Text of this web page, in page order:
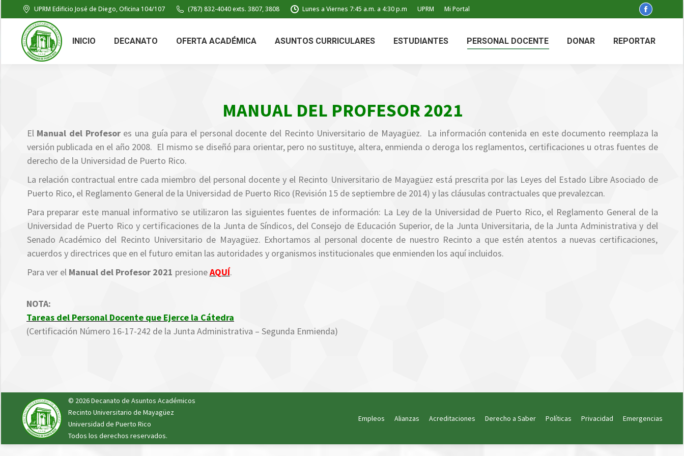
UPRM Edificio José de Diego, Oficina 104/107 (787) 832-4040 exts. 3807, 3808 Lunes a Viernes 7:45 a.m. a 4:30 p.m UPRM Mi Portal
Facebook
opens
INICIO DECANATO OFERTA ACADÉMICA ASUNTOS CURRICULARES ESTUDIANTES PERSONAL DOCENTE DONAR REPORTAR
MANUAL DEL PROFESOR 2021
El Manual del Profesores una guía para el personal docente del Recinto Universitario de Mayagüez. La información contenida en este documento reemplaza la
versión publicada en el año 2008. El mismo se diseñó para orientar, pero no sustituye, altera, enmienda o deroga los reglamentos, certificaciones u otras fuentes de
derecho de la Universidad de Puerto Rico.
La relación contractual entre cada miembro del personal docente y el Recinto Universitario de Mayagüez está prescrita por las Leyes del Estado Libre Asociado de
Puerto Rico, el Reglamento General de la Universidad de Puerto Rico (Revisión 15 de septiembre de 2014) y las cláusulas contractuales que prevalezcan.
Para preparar este manual informativo se utilizaron las siguientes fuentes de información: La Ley de la Universidad de Puerto Rico, el Reglamento General de la
Universidad de Puerto Rico y certificaciones de la Junta de Síndicos, del Consejo de Educación Superior, de la Junta Universitaria, de la Junta Administrativa y del
Senado Académico del Recinto Universitario de Mayagüez. Exhortamos al personal docente de nuestro Recinto a que estén atentos a nuevas certificaciones,
acuerdos y directrices que en el futuro emitan las autoridades y organismos institucionales que enmienden los aquí incluidos.
Para ver el Manual del Profesor 2021 presioneAQUÍ.
NOTA:
Tareas del Personal Docente que Ejerce la Cátedra
(Certificación Número 16-17-242 de la Junta Administrativa – Segunda Enmienda)
© 2026 Decanato de Asuntos Académicos
Recinto Universitario de Mayagüez
Universidad de Puerto Rico
Todos los derechos reservados.
Empleos Alianzas Acreditaciones Derecho a Saber Políticas Privacidad Emergencias